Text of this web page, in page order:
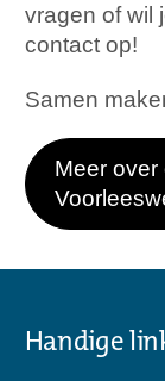
vragen of wil
contact op!
Samen
Meer over
Handige